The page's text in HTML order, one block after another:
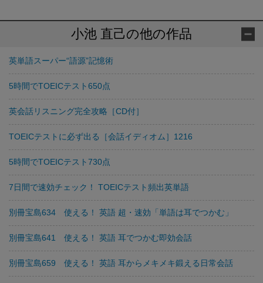
小池 直己の他の作品
英単語スーパー“語源”記憶術
5時間でTOEICテスト650点
英会話リスニング完全攻略［CD付］
TOEICテストに必ず出る［会話イディオム］1216
5時間でTOEICテスト730点
7日間で速効チェック！ TOEICテスト頻出英単語
別冊宝島634 使える！ 英語 超・速効「単語は耳でつかむ」
別冊宝島641 使える！ 英語 耳でつかむ即効会話
別冊宝島659 使える！ 英語 耳からメキメキ鍛える日常会話